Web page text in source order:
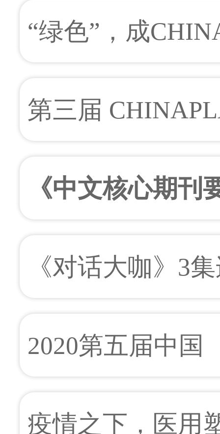
讲台” 聚光灯下
“绿色”，成
期活动前瞻（上）
第三届
再生与循环经济
《中文核心期刊
《对话大咖》3
来，布鲁克纳、
2020第五届中国
展览会 邀请函
疫情之下，医用